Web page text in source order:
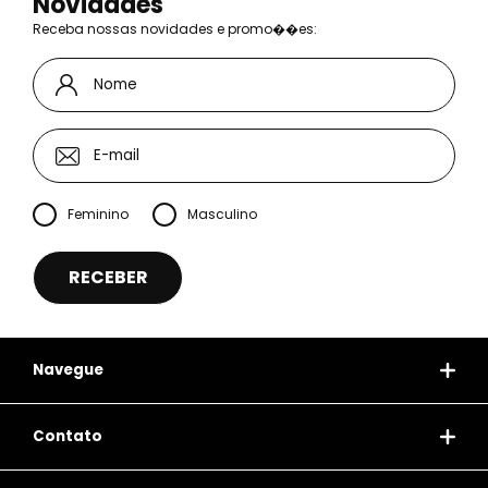
Receba nossas novidades e promo��es:
Feminino Masculino
Navegue
Contato